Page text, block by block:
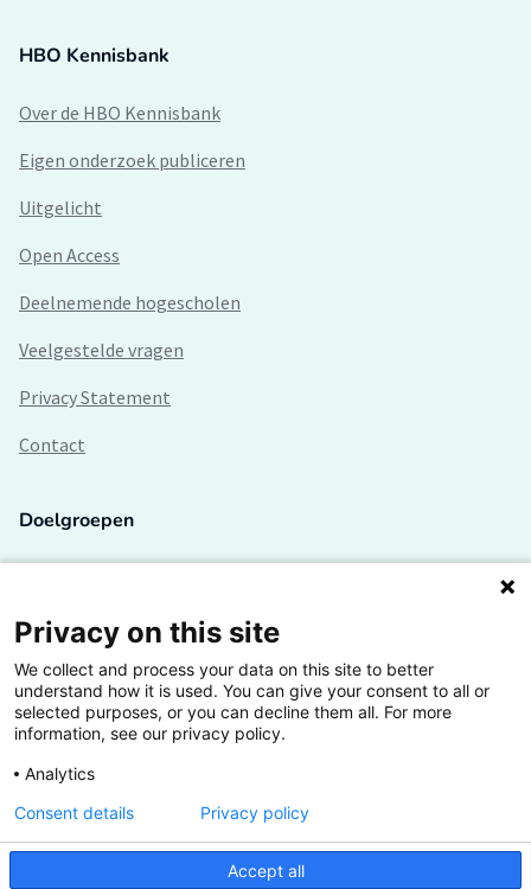
HBO Kennisbank
Over de HBO Kennisbank
Eigen onderzoek publiceren
Uitgelicht
Open Access
Deelnemende hogescholen
Veelgestelde vragen
Privacy Statement
Contact
Doelgroepen
Lectoren en onderzoekers
Bedrijven
Hogescholen
De grootste kennisbank van het HBO
Privacy on this site
We collect and process your data on this site to better
understand how it is used. You can give your consent to all or
selected purposes, or you can decline them all. For more
information, see our privacy policy.
Analytics
Accept all
Consent details Privacy policy